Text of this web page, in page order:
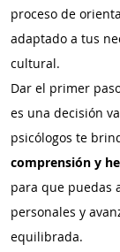
proceso de
adaptado a tus
cultural.
Dar el primer
es una decisión
psicólogos te
comprensión y
para que puedas
personales y
equilibrada.